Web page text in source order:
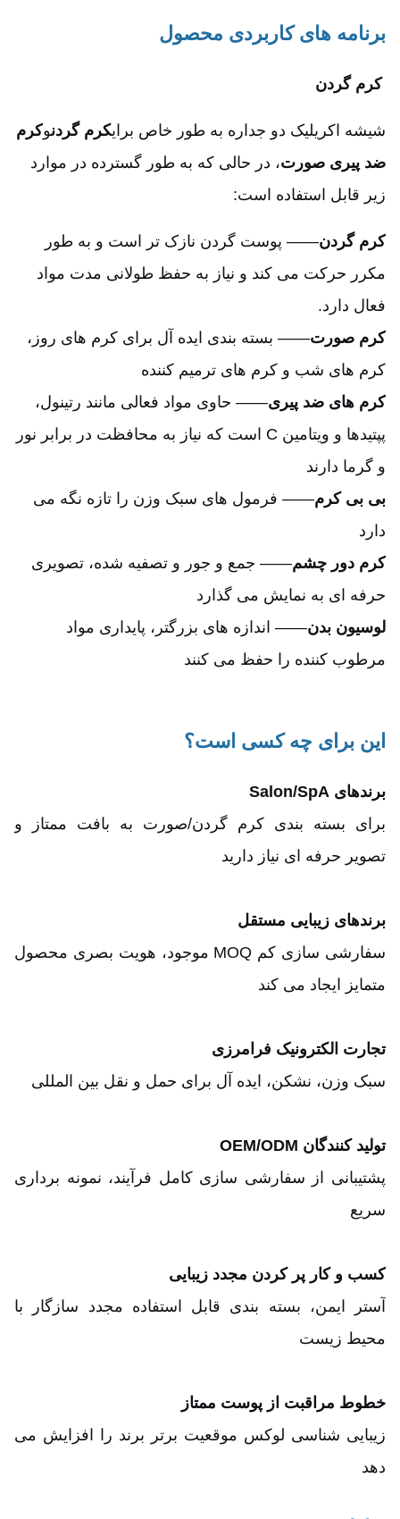
برنامه های کاربردی محصول
کرم گردن
شیشه اکریلیک دو جداره به طور خاص برایکرم گردنوکرم
ضد پیری صورت، در حالی که به طور گسترده در موارد
زیر قابل استفاده است:
کرم گردن—— پوست گردن نازک تر است و به طور
مکرر حرکت می کند و نیاز به حفظ طولانی مدت مواد
فعال دارد.
کرم صورت—— بسته بندی ایده آل برای کرم های روز،
کرم های شب و کرم های ترمیم کننده
کرم های ضد پیری—— حاوی مواد فعالی مانند رتینول،
پپتیدها و ویتامین C است که نیاز به محافظت در برابر نور
و گرما دارند
بی بی کرم—— فرمول های سبک وزن را تازه نگه می
دارد
کرم دور چشم—— جمع و جور و تصفیه شده، تصویری
حرفه ای به نمایش می گذارد
لوسیون بدن—— اندازه های بزرگتر، پایداری مواد
مرطوب کننده را حفظ می کنند
این برای چه کسی است؟
برندهای Salon/SpA
برای بسته بندی کرم گردن/صورت به بافت ممتاز و
تصویر حرفه ای نیاز دارید
برندهای زیبایی مستقل
سفارشی سازی کم MOQ موجود، هویت بصری محصول
متمایز ایجاد می کند
تجارت الکترونیک فرامرزی
سبک وزن، نشکن، ایده آل برای حمل و نقل بین المللی
تولید کنندگان OEM/ODM
پشتیبانی از سفارشی سازی کامل فرآیند، نمونه برداری
سریع
کسب و کار پر کردن مجدد زیبایی
آستر ایمن، بسته بندی قابل استفاده مجدد سازگار با
محیط زیست
خطوط مراقبت از پوست ممتاز
زیبایی شناسی لوکس موقعیت برتر برند را افزایش می
دهد